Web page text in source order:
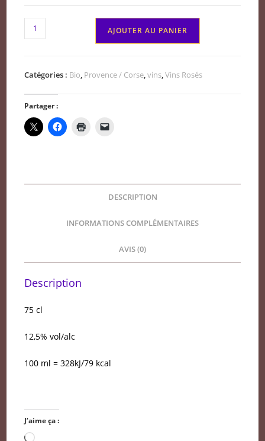
quantité
de
La
londe
Rosé
2025
AJOUTER AU PANIER
Catégories : Bio Provence / Corse ,vins ,Vins Rosés
Partager :
DESCRIPTION
INFORMATIONS COMPLÉMENTAIRES
AVIS (0)
Description
75 cl
12,5% vol/alc
100 ml = 328kJ/79 kcal
J’aime ça :
Chargement…